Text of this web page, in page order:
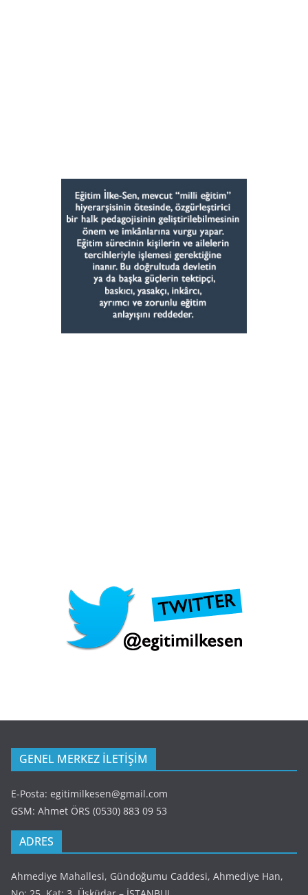
GENEL MERKEZ İLETİŞİM
E-Posta: egitimilkesen@gmail.com
GSM: Ahmet ÖRS (0530) 883 09 53
ADRES
Ahmediye Mahallesi, Gündoğumu Caddesi, Ahmediye Han,